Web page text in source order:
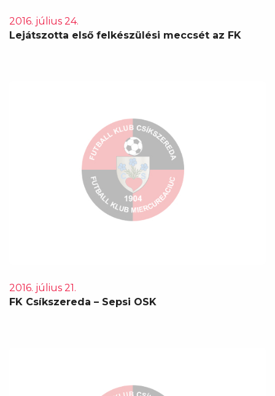
2016. július 24.
Lejátszotta első felkészülési meccsét az FK
2016. július 21.
FK Csíkszereda – Sepsi OSK